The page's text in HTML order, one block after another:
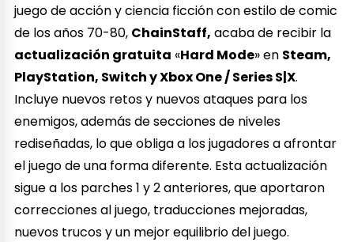
juego de acción y ciencia ficción con estilo de comic
de los años 70-80, ChainStaff, acaba de recibir la
actualización gratuita «Hard Mode» en Steam,
PlayStation, Switch y Xbox One / Series S|X.
Incluye nuevos retos y nuevos ataques para los
enemigos, además de secciones de niveles
rediseñadas, lo que obliga a los jugadores a afrontar
el juego de una forma diferente. Esta actualización
sigue a los parches 1 y 2 anteriores, que aportaron
correcciones al juego, traducciones mejoradas,
nuevos trucos y un mejor equilibrio del juego.